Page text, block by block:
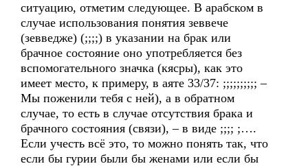
ситуацию, отметим следующее. В арабском в
случае использования понятия зеввече
(зевведже) (;;;;) в указании на брак или
брачное состояние оно употребляется без
вспомогательного значка (кясры), как это
имеет место, к примеру, в аяте 33/37: ;;;;;;;;;; –
Мы поженили тебя с ней), а в обратном
случае, то есть в случае отсутствия брака и
брачного состояния (связи), – в виде ;;;; ;….
Если учесть всё это, то можно понять так, что
если бы гурии были бы женами или если бы